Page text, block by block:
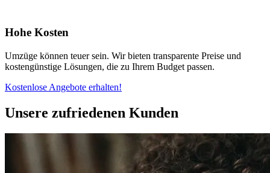
Hohe Kosten
Umzüge können teuer sein. Wir bieten transparente Preise und
kostengünstige Lösungen, die zu Ihrem Budget passen.
Kostenlose Angebote erhalten!
Unsere zufriedenen Kunden